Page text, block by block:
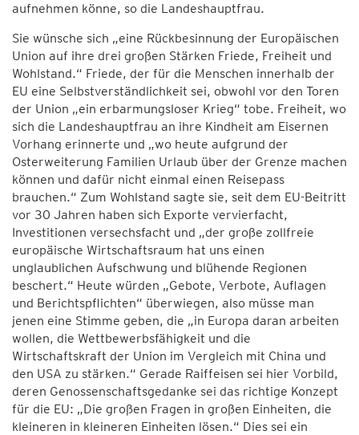
aufnehmen könne, so die Landeshauptfrau.
Sie wünsche sich „eine Rückbesinnung der Europäischen
Union auf ihre drei großen Stärken Friede, Freiheit und
Wohlstand.“ Friede, der für die Menschen innerhalb der
EU eine Selbstverständlichkeit sei, obwohl vor den Toren
der Union „ein erbarmungsloser Krieg“ tobe. Freiheit, wo
sich die Landeshauptfrau an ihre Kindheit am Eisernen
Vorhang erinnerte und „wo heute aufgrund der
Osterweiterung Familien Urlaub über der Grenze machen
können und dafür nicht einmal einen Reisepass
brauchen.“ Zum Wohlstand sagte sie, seit dem EU-Beitritt
vor 30 Jahren haben sich Exporte vervierfacht,
Investitionen versechsfacht und „der große zollfreie
europäische Wirtschaftsraum hat uns einen
unglaublichen Aufschwung und blühende Regionen
beschert.“ Heute würden „Gebote, Verbote, Auflagen
und Berichtspflichten“ überwiegen, also müsse man
jenen eine Stimme geben, die „in Europa daran arbeiten
wollen, die Wettbewerbsfähigkeit und die
Wirtschaftskraft der Union im Vergleich mit China und
den USA zu stärken.“ Gerade Raiffeisen sei hier Vorbild,
deren Genossenschaftsgedanke sei das richtige Konzept
für die EU: „Die großen Fragen in großen Einheiten, die
kleineren in kleineren Einheiten lösen.“ Dies sei ein